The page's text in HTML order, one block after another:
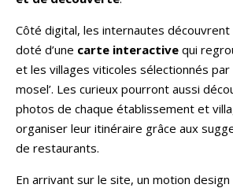
Côté digital, les internautes
doté d’une carte interactive qui
et les villages viticoles sélectionnés par
mosel’. Les curieux pourront aussi
photos de chaque établissement et
organiser leur itinéraire grâce aux
de restaurants.
En arrivant sur le site, un motion